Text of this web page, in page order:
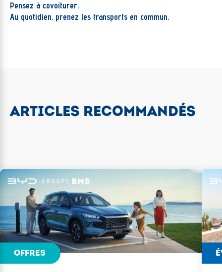
Pensez à covoiturer.
Au quotidien, prenez les transports en commun.
ARTICLES RECOMMANDÉS
OFFRES